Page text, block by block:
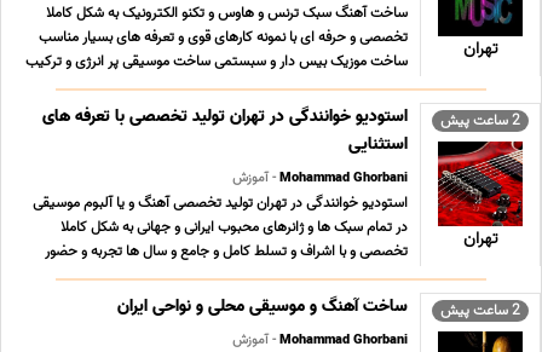
تهران
ساخت آهنگ سبک ترنس و هاوس و تکنو الکترونیک به شکل کاملا
تخصصی و حرفه ای با نمونه کارهای قوی و تعرفه های بسیار مناسب
ساخت موزیک بیس دار و سبستمی ساخت موسیقی پر انرژی و ترکیب
آن با شعر و ملودی در بالاترین کیفیت و کوالیتی ممکن
09196065003 پیام رسان های فعال همین خط تلگرام روبیکا ای ...
...
2 ساعت پیش
تهران
استودیو خوانندگی در تهران تولید تخصصی با تعرفه های
استثنایی
Mohammad Ghorbani- آموزش
استودیو خوانندگی در تهران تولید تخصصی آهنگ و یا آلبوم موسیقی
در تمام سبک ها و ژانرهای محبوب ایرانی و جهانی به شکل کاملا
تخصصی و با اشراف و تسلط کامل و جامع و سال ها تجربه و حضور
فعال و مستمر به همراه نمونه کارهای قوی در سبکهای مختلف و تعرفه
های بسیار مناسب ؛ استثنایی و حداقلی تول ... ...
2 ساعت پیش ساخت آهنگ و موسیقی محلی و نواحی ایران
Mohammad Ghorbani- آموزش